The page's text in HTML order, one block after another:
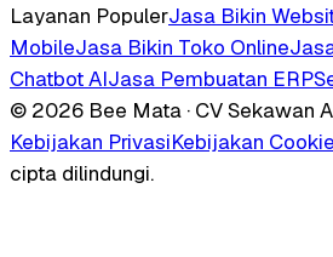
Layanan PopulerJasa Bikin
MobileJasa Bikin Toko Online
Chatbot AIJasa Pembuatan ERP
© 2026 Bee Mata · CV Sekawan
Kebijakan PrivasiKebijakan Cookie
cipta dilindungi.